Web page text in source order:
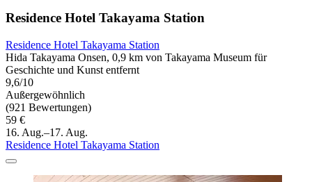
Residence Hotel Takayama Station
Residence Hotel Takayama Station
Hida Takayama Onsen, 0,9 km von Takayama Museum für
Geschichte und Kunst entfernt
9,6/10
Außergewöhnlich
(921 Bewertungen)
59 €
16. Aug.–17. Aug.
Residence Hotel Takayama Station